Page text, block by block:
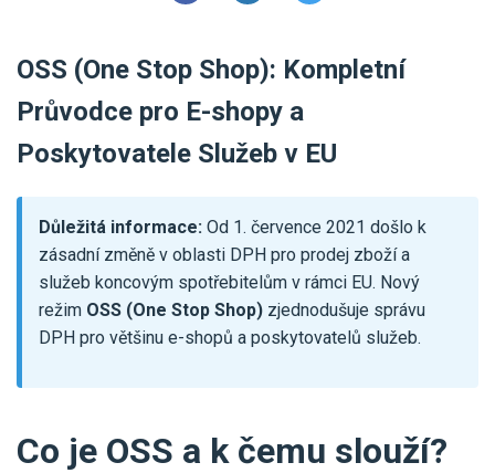
Online daňová evidence
Online fakturace
Propojení s bankou
Ceník a sklady
One Stop Shop (OSS)
Všechny funkce
Účetní služby
Pro uživatele iÚčto
Ceník účetních služeb
Pro koho je určené
Pro firmy
Pro živnostníky
Pro spolky Blog Kontakt
VYZKOUŠET ZDARMA PŘIHLÁSIT SE
OSS (One Stop Shop): Kompletní
Průvodce pro E-shopy a
Poskytovatele Služeb v EU
Důležitá informace: Od 1. července 2021 došlo k
zásadní změně v oblasti DPH pro prodej zboží a
služeb koncovým spotřebitelům v rámci EU. Nový
režim OSS (One Stop Shop) zjednodušuje správu
DPH pro většinu e-shopů a poskytovatelů služeb.
Co je OSS a k čemu slouží?